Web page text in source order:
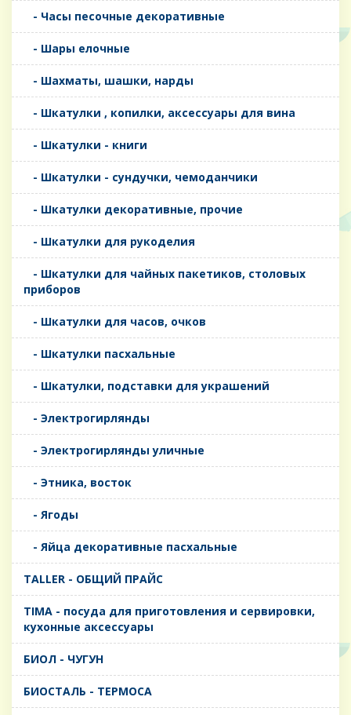
- Часы песочные декоративные
- Шары елочные
- Шахматы, шашки, нарды
- Шкатулки , копилки, аксессуары для вина
- Шкатулки - книги
- Шкатулки - сундучки, чемоданчики
- Шкатулки декоративные, прочие
- Шкатулки для рукоделия
- Шкатулки для чайных пакетиков, столовых
приборов
- Шкатулки для часов, очков
- Шкатулки пасхальные
- Шкатулки, подставки для украшений
- Электрогирлянды
- Электрогирлянды уличные
- Этника, восток
- Ягоды
- Яйца декоративные пасхальные
TALLER - ОБЩИЙ ПРАЙС
TIMA - посуда для приготовления и сервировки,
кухонные аксессуары
БИОЛ - ЧУГУН
БИОСТАЛЬ - ТЕРМОСА